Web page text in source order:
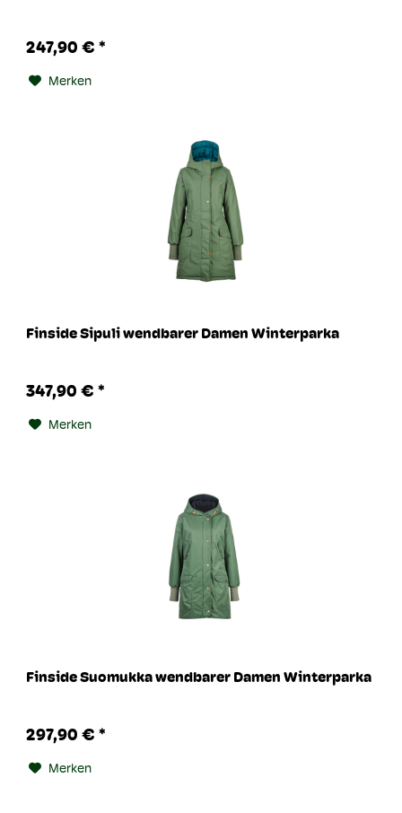
247,90 € *
Merken
Finside Sipuli wendbarer Damen Winterparka
347,90 € *
Merken
Finside Suomukka wendbarer Damen Winterparka
297,90 € *
Merken